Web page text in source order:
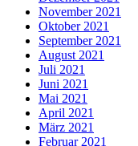
November 2021
Oktober 2021
September 2021
August 2021
Juli 2021
Juni 2021
Mai 2021
April 2021
März 2021
Februar 2021